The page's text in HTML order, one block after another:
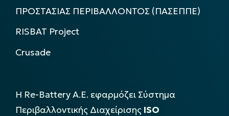
ΠΡΟΣΤΑΣΙΑΣ ΠΕΡΙΒΑΛΛΟΝΤΟΣ (ΠΑΣΕΠΠΕ)
RISBAT Project
Crusade
Η Re-Battery Α.Ε. εφαρμόζει Σύστημα
Περιβαλλοντικής Διαχείρισης ISO